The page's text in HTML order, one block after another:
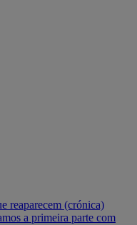
reaparecem (crónica)
a primeira parte com